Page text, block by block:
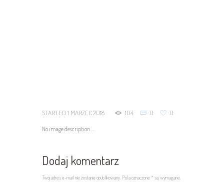
STARTED 1 MARZEC 2018 104 0 0
No image description ...
Dodaj komentarz
Twój adres e-mail nie zostanie opublikowany. Pola oznaczone * są wymagane.